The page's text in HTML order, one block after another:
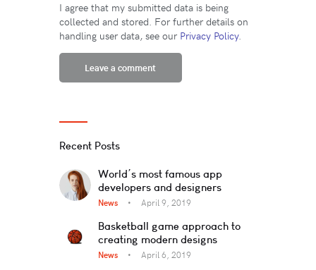
I agree that my submitted data is being
collected and stored. For further details on
handling user data, see our Privacy Policy.
Recent Posts
World’s most famous app
developers and designers
News April 9, 2019
Basketball game approach to
creating modern designs
News April 6, 2019